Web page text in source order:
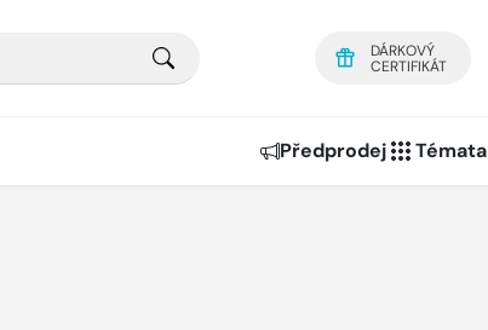
DÁRKOVÝ
CERTIFIKÁT
Předprodej Témata